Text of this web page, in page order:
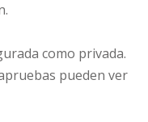
como privada.
pueden ver